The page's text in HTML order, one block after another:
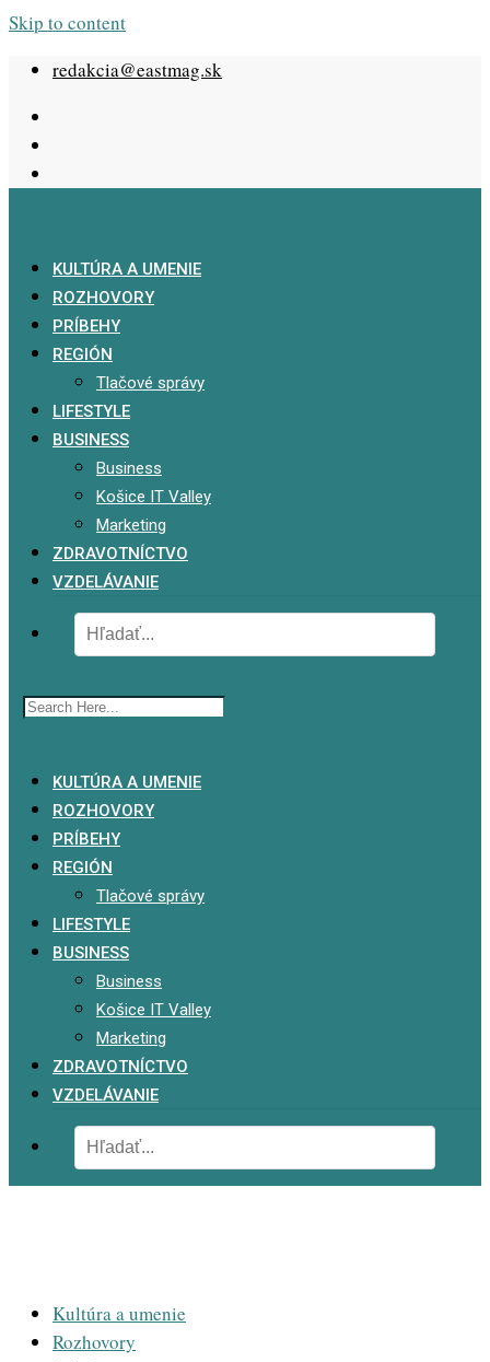
Skip to content
redakcia@eastmag.sk
KULTÚRA A UMENIE
ROZHOVORY
PRÍBEHY
REGIÓN
Tlačové správy
LIFESTYLE
BUSINESS
Business
Košice IT Valley
Marketing
ZDRAVOTNÍCTVO
VZDELÁVANIE
KULTÚRA A UMENIE
ROZHOVORY
PRÍBEHY
REGIÓN
Tlačové správy
LIFESTYLE
BUSINESS
Business
Košice IT Valley
Marketing
ZDRAVOTNÍCTVO
VZDELÁVANIE
Kultúra a umenie
Rozhovory